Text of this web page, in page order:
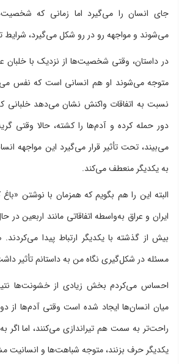
جای انسان را می‌گیرد اما زمانی که
می‌شوند و مواجهه رو در رو شکل می‌گیرد، شرایط
در داستان، وقتی شخصیت‌ها از نزدیک با خلبان
متوجه می‌شوند او هم انسانی است که نفس
نسبت به اتفاقات واکنش نشان می‌دهد خلبانی
دور حمله کرده و آدم‌ها را کشته، حالا وقتی
می‌بیند، تحت تأثیر قرار می‌گیرد این مواجهه
به یکدیگر منعطف می‌کند.
البته این را هم بگویم که همزمان با نوشتن
ایران و عراق به‌واسطه اتفاقاتی مانند اربعین در
بیش از گذشته با یکدیگر ارتباط پیدا می‌کردند.
مسئله در شکل‌گیری نگاه من به داستانم تأثیر
احساس می‌کردم بخش زیادی از خشونت‌ها
میان انسان‌ها ایجاد شده است وقتی آدم‌ها از
راحت‌تر به سمت هم تیراندازی می‌کنند، اما اگر
یکدیگر حرف بزنند، متوجه شباهت‌ها و انسانیت